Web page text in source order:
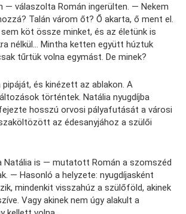
— válaszolta Román ingerülten. — Nekem
Talán várom őt? Ő akarta, ő ment el.
köt össze minket, és az életünk is
nélkül… Mintha ketten együtt húztuk
tűrtük volna egymást. De minek?
és kinézett az ablakon. A
történtek. Natália nyugdíjba
hosszú orvosi pályafutását a városi
az édesanyjához a szülői
Natália is — mutatott Román a szomszéd
— Hasonló a helyzete: nyugdíjasként
mindenkit visszahúz a szülőföld, akinek
Vagy akinek nem úgy alakult a